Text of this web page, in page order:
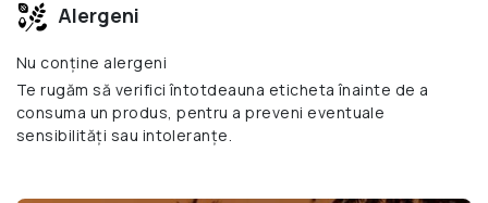
Alergeni
Nu conține alergeni
Te rugăm să verifici întotdeauna eticheta înainte de a
consuma un produs, pentru a preveni eventuale
sensibilități sau intoleranțe.